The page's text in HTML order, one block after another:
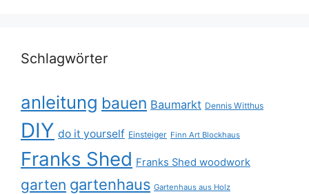
Schlagwörter
anleitung bauen Baumarkt Dennis Witthus
DIY do it yourself Einsteiger Finn Art Blockhaus
Franks Shed Franks Shed woodwork
garten gartenhaus Gartenhaus aus Holz